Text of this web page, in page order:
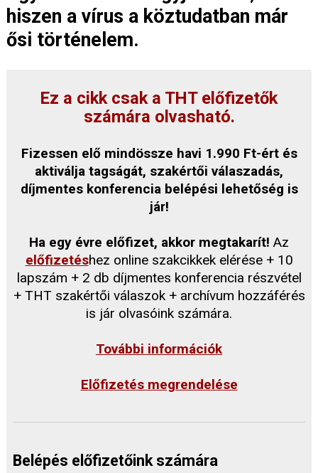
hiszen a vírus a köztudatban már
ősi történelem.
Ez a cikk csak a THT előfizetők
számára olvasható.
Fizessen elő mindössze havi 1.990 Ft-ért és
aktiválja tagságát, szakértői válaszadás,
díjmentes konferencia belépési lehetőség is
jár!
Ha egy évre előfizet, akkor megtakarít! Az
előfizetéshez online szakcikkek elérése + 10
lapszám + 2 db díjmentes konferencia részvétel
+ THT szakértői válaszok + archívum hozzáférés
is jár olvasóink számára.
További információk
Előfizetés megrendelése
Belépés előfizetőink számára